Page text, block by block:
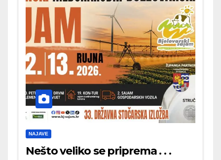
NAJAVE
Nešto veliko se priprema . . .